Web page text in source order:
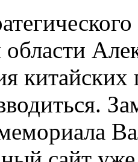
области
китайских